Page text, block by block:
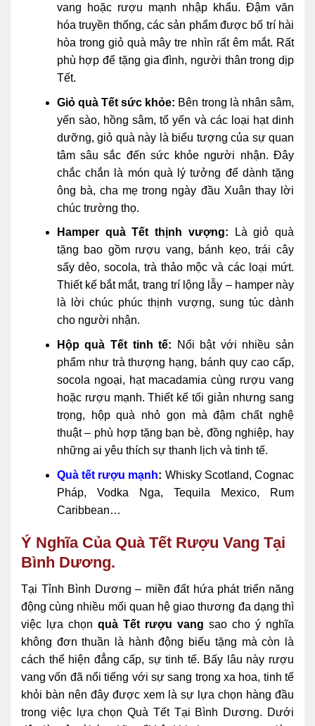
vang hoặc rượu mạnh nhập khẩu. Đậm văn
hóa truyền thống, các sản phẩm được bố trí hài
hòa trong giỏ quà mây tre nhìn rất êm mắt. Rất
phù hợp để tặng gia đình, người thân trong dịp
Tết.
Giỏ quà Tết sức khỏe: Bên trong là nhân sâm,
yến sào, hồng sâm, tổ yến và các loại hạt dinh
dưỡng, giỏ quà này là biểu tượng của sự quan
tâm sâu sắc đến sức khỏe người nhận. Đây
chắc chắn là món quà lý tưởng để dành tặng
ông bà, cha mẹ trong ngày đầu Xuân thay lời
chúc trường thọ.
Hamper quà Tết thịnh vượng: Là giỏ quà
tặng bao gồm rượu vang, bánh kẹo, trái cây
sấy dẻo, socola, trà thảo mộc và các loại mứt.
Thiết kế bắt mắt, trang trí lộng lẫy – hamper này
là lời chúc phúc thịnh vượng, sung túc dành
cho người nhận.
Hộp quà Tết tinh tế: Nổi bật với nhiều sản
phẩm như trà thượng hạng, bánh quy cao cấp,
socola ngoại, hạt macadamia cùng rượu vang
hoặc rượu mạnh. Thiết kế tối giản nhưng sang
trọng, hộp quà nhỏ gọn mà đậm chất nghệ
thuật – phù hợp tặng bạn bè, đồng nghiệp, hay
những ai yêu thích sự thanh lịch và tinh tế.
Quà tết rượu mạnh: Whisky Scotland, Cognac
Pháp, Vodka Nga, Tequila Mexico, Rum
Caribbean…
Ý Nghĩa Của Quà Tết Rượu Vang Tại
Bình Dương.
Tại Tỉnh Bình Dương – miền đất hứa phát triển năng
động cùng nhiều mối quan hệ giao thương đa dạng thì
việc lựa chọn quà Tết rượu vang sao cho ý nghĩa
không đơn thuần là hành động biếu tặng mà còn là
cách thể hiện đẳng cấp, sự tinh tế. Bấy lâu này rượu
vang vốn đã nổi tiếng với sự sang trọng xa hoa, tinh tế
khỏi bàn nên đây được xem là sự lựa chọn hàng đầu
trong việc lựa chọn Quà Tết Tại Bình Dương. Dưới